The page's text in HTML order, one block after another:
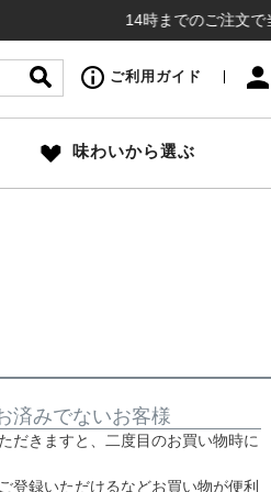
14時までのご注文で当
ご利用ガイド
味わいから選ぶ
済みでないお客様
だきますと、二度目のお買い物時に
登録いただけるなどお買い物が便利